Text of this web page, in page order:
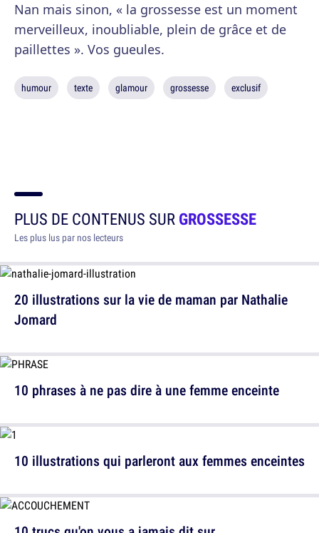
Nan mais sinon, « la grossesse est un moment
merveilleux, inoubliable, plein de grâce et de
paillettes ». Vos gueules.
humour texte glamour grossesse exclusif
PLUS DE CONTENUS SURGROSSESSE
Les plus lus par nos lecteurs
20 illustrations sur la vie de maman par Nathalie
Jomard
10 illustrations qui parleront aux femmes enceintes
10 phrases à ne pas dire à une femme enceinte